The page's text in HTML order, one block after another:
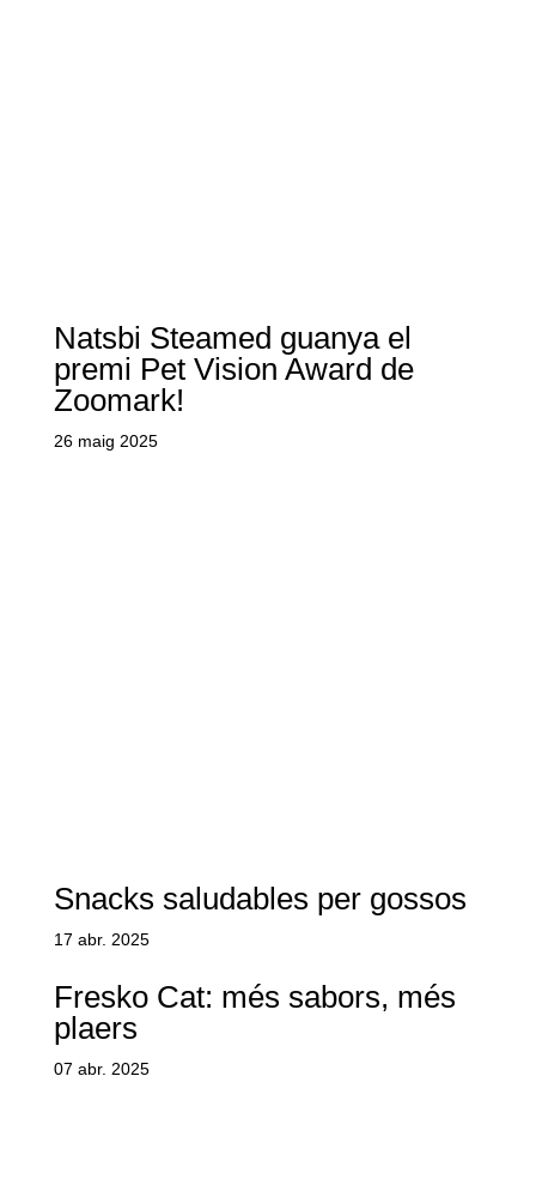
Natsbi Steamed guanya el
premi Pet Vision Award de
Zoomark!
26 maig 2025
Snacks saludables per gossos
17 abr. 2025
Fresko Cat: més sabors, més
plaers
07 abr. 2025